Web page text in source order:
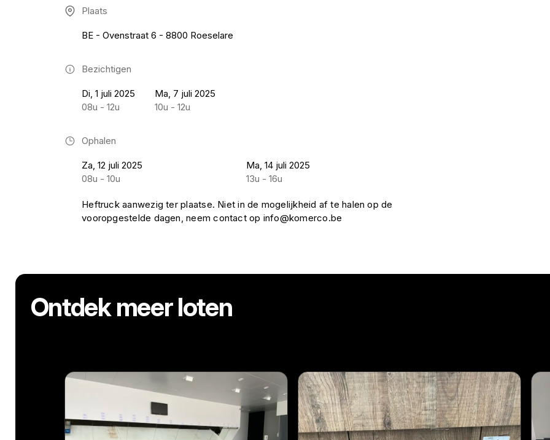
Plaats
BE - Ovenstraat 6 - 8800 Roeselare
Bezichtigen
Di, 1 juli 2025
08u - 12u
Ma, 7 juli 2025
10u - 12u
Ophalen
Za, 12 juli 2025
08u - 10u
Ma, 14 juli 2025
13u - 16u
Heftruck aanwezig ter plaatse. Niet in de mogelijkheid af te halen op de
vooropgestelde dagen, neem contact op info@komerco.be
Ontdek meer loten